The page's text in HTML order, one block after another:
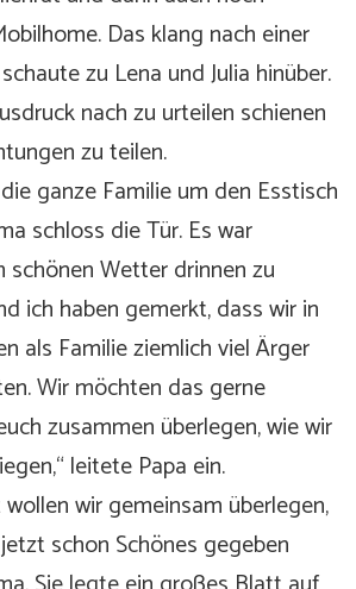
Das klang nach einer
zu Lena und Julia hinüber.
nach zu urteilen schienen
zu teilen.
ganze Familie um den Esstisch
schloss die Tür. Es war
schönen Wetter drinnen zu
ich haben gemerkt, dass wir in
als Familie ziemlich viel Ärger
Wir möchten das gerne
zusammen überlegen, wie wir
leitete Papa ein.
wir gemeinsam überlegen,
schon Schönes gegeben